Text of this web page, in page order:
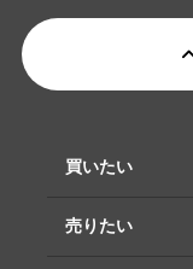
買いたい
売りたい